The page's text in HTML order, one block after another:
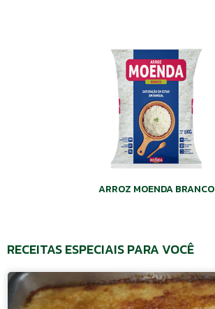
ARROZ MOENDA BRANCO
RECEITAS ESPECIAIS PARA VOCÊ